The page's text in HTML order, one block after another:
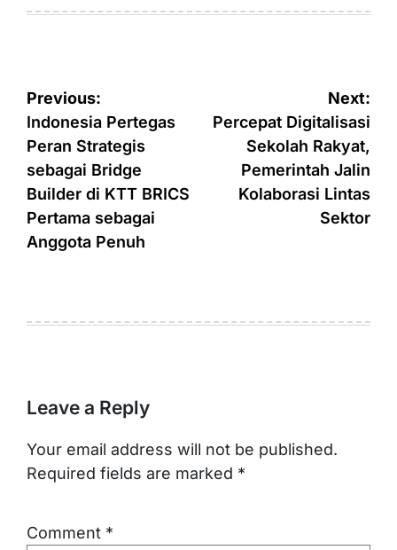
Post
navigation
Previous:
Indonesia Pertegas
Peran Strategis
sebagai Bridge
Builder di KTT BRICS
Pertama sebagai
Anggota Penuh
Next:
Percepat Digitalisasi
Sekolah Rakyat,
Pemerintah Jalin
Kolaborasi Lintas
Sektor
Leave a Reply
Your email address will not be published.
Required fields are marked *
Comment *